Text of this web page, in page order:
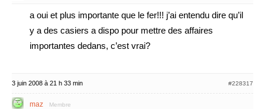
a oui et plus importante que le fer!!! j’ai entendu dire qu’il
y a des casiers a dispo pour mettre des affaires
importantes dedans, c’est vrai?
3 juin 2008 à 21 h 33 min #228317
maz Membre